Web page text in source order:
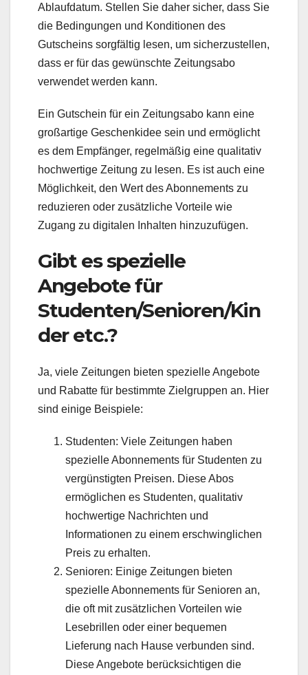
Ablaufdatum. Stellen Sie daher sicher, dass Sie
die Bedingungen und Konditionen des
Gutscheins sorgfältig lesen, um sicherzustellen,
dass er für das gewünschte Zeitungsabo
verwendet werden kann.
Ein Gutschein für ein Zeitungsabo kann eine
großartige Geschenkidee sein und ermöglicht
es dem Empfänger, regelmäßig eine qualitativ
hochwertige Zeitung zu lesen. Es ist auch eine
Möglichkeit, den Wert des Abonnements zu
reduzieren oder zusätzliche Vorteile wie
Zugang zu digitalen Inhalten hinzuzufügen.
Gibt es spezielle
Angebote für
Studenten/Senioren/Kin
der etc.?
Ja, viele Zeitungen bieten spezielle Angebote
und Rabatte für bestimmte Zielgruppen an. Hier
sind einige Beispiele:
Studenten: Viele Zeitungen haben
spezielle Abonnements für Studenten zu
vergünstigten Preisen. Diese Abos
ermöglichen es Studenten, qualitativ
hochwertige Nachrichten und
Informationen zu einem erschwinglichen
Preis zu erhalten.
Senioren: Einige Zeitungen bieten
spezielle Abonnements für Senioren an,
die oft mit zusätzlichen Vorteilen wie
Lesebrillen oder einer bequemen
Lieferung nach Hause verbunden sind.
Diese Angebote berücksichtigen die